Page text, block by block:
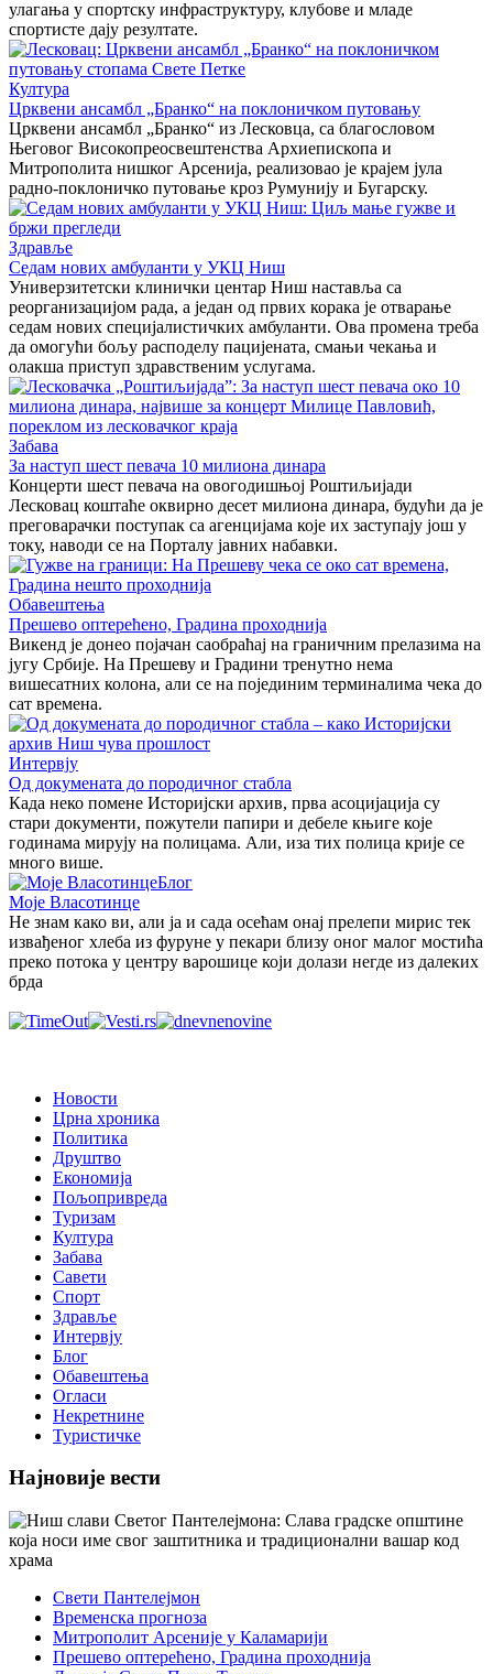
улагања у спортску инфраструктуру, клубове и младе
спортисте дају резултате.
Култура
Црквени ансамбл „Бранко“ на поклоничком путовању
Црквени ансамбл „Бранко“ из Лесковца, са благословом
Његовог Високопреосвештенства Архиепископа и
Митрополита нишког Арсенија, реализовао је крајем јула
радно-поклоничко путовање кроз Румунију и Бугарску.
Здравље
Седам нових амбуланти у УКЦ Ниш
Универзитетски клинички центар Ниш наставља са
реорганизацијом рада, а један од првих корака је отварање
седам нових специјалистичких амбуланти. Ова промена треба
да омогући бољу расподелу пацијената, смањи чекања и
олакша приступ здравственим услугама.
Забава
За наступ шест певача 10 милиона динара
Концерти шест певача на овогодишњој Роштиљијади
Лесковац коштаће оквирно десет милиона динара, будући да је
преговарачки поступак са агенцијама које их заступају још у
току, наводи се на Порталу јавних набавки.
Обавештења
Прешево оптерећено, Градина проходнија
Викенд је донео појачан саобраћај на граничним прелазима на
југу Србије. На Прешеву и Градини тренутно нема
вишесатних колона, али се на појединим терминалима чека до
сат времена.
Интервју
Од докумената до породичног стабла
Када неко помене Историјски архив, прва асоцијација су
стари документи, пожутели папири и дебеле књиге које
годинама мирују на полицама. Али, иза тих полица крије се
много више.
Блог
Моје Власотинце
Не знам како ви, али ја и сада осећам онај прелепи мирис тек
извађеног хлеба из фуруне у пекари близу оног малог мостића
преко потока у центру варошице који долази негде из далеких
брда
Новости
Црна хроника
Политика
Друштво
Економија
Пољопривреда
Туризам
Култура
Забава
Савети
Спорт
Здравље
Интервју
Блог
Обавештења
Огласи
Некретнине
Туристичке
Најновије вести
Свети Пантелејмон
Временска прогноза
Митрополит Арсеније у Каламарији
Прешево оптерећено, Градина проходнија